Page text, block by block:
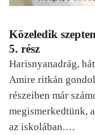
Közeledik
5. rész
Harisnyanadrág,
Amire ritkán
részeiben már
megismerkedtünk,
az iskolában.…